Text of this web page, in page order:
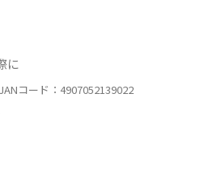
に
コード：4907052139022